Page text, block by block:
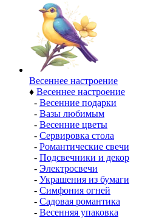
Весеннее настроение
♦ Весеннее настроение
- Весенние подарки
- Вазы любимым
- Весенние цветы
- Сервировка стола
- Романтические свечи
- Подсвечники и декор
- Электросвечи
- Украшения из бумаги
- Симфония огней
- Садовая романтика
- Весенняя упаковка